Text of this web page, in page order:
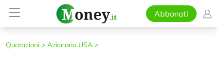
Abbonati
Quotazioni > Azionario USA >